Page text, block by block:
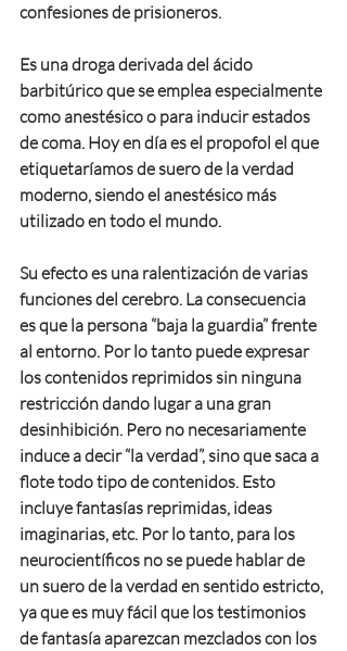
confesiones de prisioneros.
Es una droga derivada del ácido
barbitúrico que se emplea especialmente
como anestésico o para inducir estados
de coma. Hoy en día es el propofol el que
etiquetaríamos de suero de la verdad
moderno, siendo el anestésico más
utilizado en todo el mundo.
Su efecto es una ralentización de varias
funciones del cerebro. La consecuencia
es que la persona “baja la guardia” frente
al entorno. Por lo tanto puede expresar
los contenidos reprimidos sin ninguna
restricción dando lugar a una gran
desinhibición. Pero no necesariamente
induce a decir “la verdad”, sino que saca a
flote todo tipo de contenidos. Esto
incluye fantasías reprimidas, ideas
imaginarias, etc. Por lo tanto, para los
neurocientíficos no se puede hablar de
un suero de la verdad en sentido estricto,
ya que es muy fácil que los testimonios
de fantasía aparezcan mezclados con los